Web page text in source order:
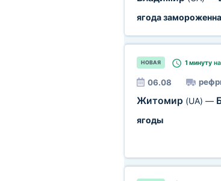
ягода
НОВАЯ 1 минуту
06.08
Житомир (UA) —
ягоды